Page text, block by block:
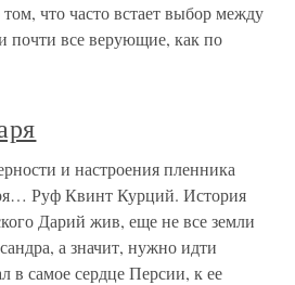
что часто встает выбор между
почти все верующие, как по
и настроения пленника
Руф Квинт Курций. История
Дарий жив, еще не все земли
а значит, нужно идти
в самое сердце Персии, к ее